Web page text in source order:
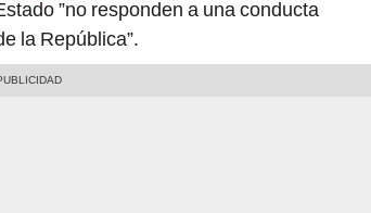
”no responden a una conducta
la República”.